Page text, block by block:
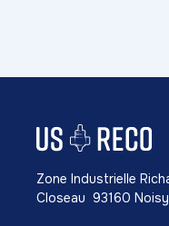
Zone Industrielle
Closeau 93160